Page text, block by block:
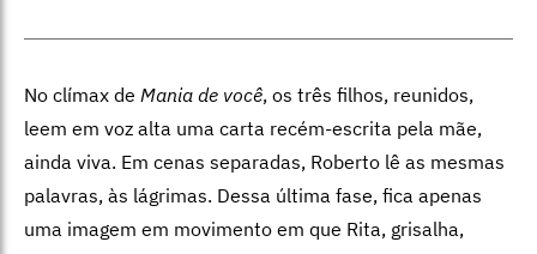
No clímax de Mania de você, os três filhos, reunidos,
leem em voz alta uma carta recém-escrita pela mãe,
ainda viva. Em cenas separadas, Roberto lê as mesmas
palavras, às lágrimas. Dessa última fase, fica apenas
uma imagem em movimento em que Rita, grisalha,